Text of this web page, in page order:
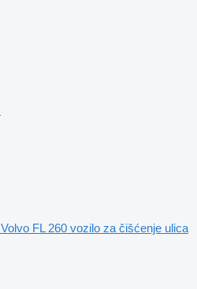
Volvo FL 260 vozilo za čišćenje ulica